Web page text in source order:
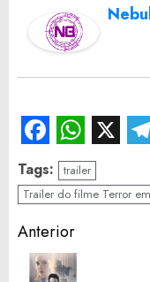
Facebook
X
Tags:
trailer
Trailer do filme Terror
Continue
Reading
Anterior